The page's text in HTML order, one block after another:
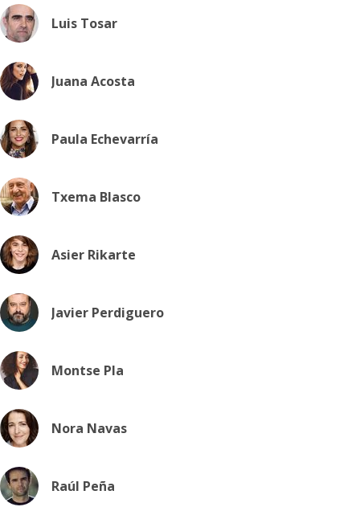
Luis Tosar
Juana Acosta
Paula Echevarría
Txema Blasco
Asier Rikarte
Javier Perdiguero
Montse Pla
Nora Navas
Raúl Peña